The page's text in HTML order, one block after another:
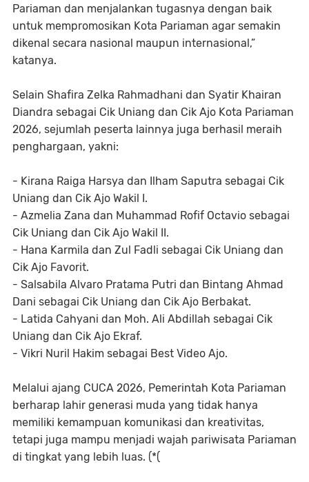
Pariaman dan menjalankan tugasnya dengan baik
untuk mempromosikan Kota Pariaman agar semakin
dikenal secara nasional maupun internasional,”
katanya.
Selain Shafira Zelka Rahmadhani dan Syatir Khairan
Diandra sebagai Cik Uniang dan Cik Ajo Kota Pariaman
2026, sejumlah peserta lainnya juga berhasil meraih
penghargaan, yakni:
- Kirana Raiga Harsya dan Ilham Saputra sebagai Cik
Uniang dan Cik Ajo Wakil I.
- Azmelia Zana dan Muhammad Rofif Octavio sebagai
Cik Uniang dan Cik Ajo Wakil II.
- Hana Karmila dan Zul Fadli sebagai Cik Uniang dan
Cik Ajo Favorit.
- Salsabila Alvaro Pratama Putri dan Bintang Ahmad
Dani sebagai Cik Uniang dan Cik Ajo Berbakat.
- Latida Cahyani dan Moh. Ali Abdillah sebagai Cik
Uniang dan Cik Ajo Ekraf.
- Vikri Nuril Hakim sebagai Best Video Ajo.
Melalui ajang CUCA 2026, Pemerintah Kota Pariaman
berharap lahir generasi muda yang tidak hanya
memiliki kemampuan komunikasi dan kreativitas,
tetapi juga mampu menjadi wajah pariwisata Pariaman
di tingkat yang lebih luas. (*(